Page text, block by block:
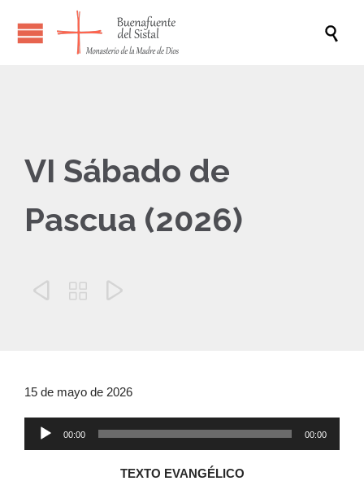

VI Sábado de
Pascua (2026)
  
15 de mayo de 2026
00:00 00:00
TEXTO EVANGÉLICO